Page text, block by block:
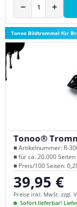
− +
Tonoo Bildtrommel für
Tonoo®
■ Artikelnummer: R-
■ für ca. 20.000 Seiten
■ Preis/100 Seiten:
Regulärer Preis:
39,95 €
Preise inkl. MwSt. zzgl.
Sofort lieferbar!